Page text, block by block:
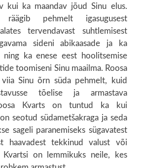
kui ka maandav jõud Sinu elus.
räägib pehmelt igasugusest
tervendavast suhtlemisest
sideni abikaasade ja ka
ning ka enese eest hoolitsemise
toomiseni Sinu maailma. Roosa
Sinu õrn süda pehmelt, kuid
tõelise ja armastava
Kvarts on tuntud ka kui
seotud südametšakraga ja seda
sageli paranemiseks sügavatest
haavadest tekkinud valust või
Kvartsi on lemmikuks neile, kes